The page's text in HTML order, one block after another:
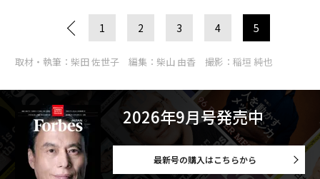
1 2 3 4 5
取材・執筆：柴田 佐世子 編集：柴山 由香 撮影：稲垣 純也
2026年9月号発売中
最新号の購入はこちらから